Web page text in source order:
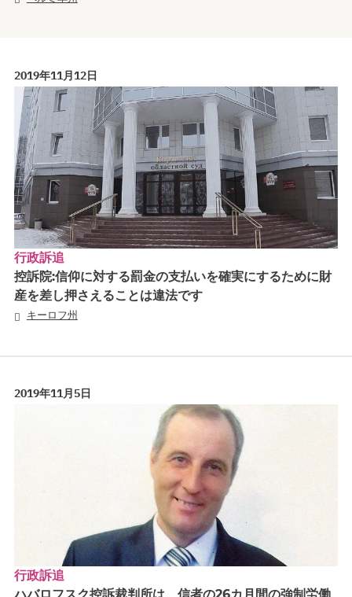
2019年11月12日
行政訴追
控訴院:信仰に対する罰金の支払いを確実にするために財
産を差し押さえることは違法です
キーロフ州
2019年11月5日
行政訴追
ハバロフスク控訴裁判所は、信者の26カ月間の強制労働